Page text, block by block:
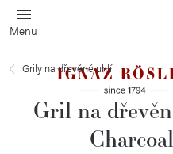
Přejít
na
obsah
Grily na dřevěné uhlí
Gril na